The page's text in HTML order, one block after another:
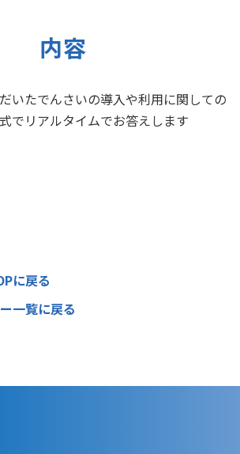
内容
いたでんさいの導入や利用に関しての
でリアルタイムでお答えします
に戻る
一覧に戻る